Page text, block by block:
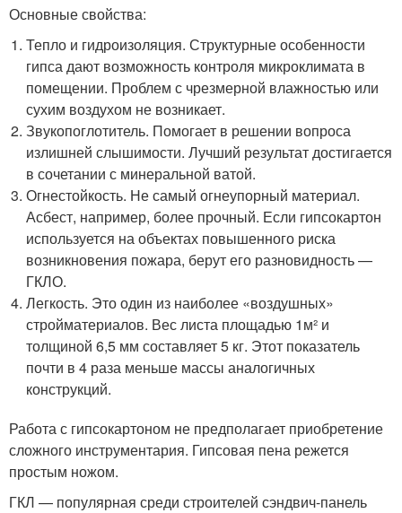
Основные свойства:
Тепло и гидроизоляция. Структурные особенности
гипса дают возможность контроля микроклимата в
помещении. Проблем с чрезмерной влажностью или
сухим воздухом не возникает.
Звукопоглотитель. Помогает в решении вопроса
излишней слышимости. Лучший результат достигается
в сочетании с минеральной ватой.
Огнестойкость. Не самый огнеупорный материал.
Асбест, например, более прочный. Если гипсокартон
используется на объектах повышенного риска
возникновения пожара, берут его разновидность —
ГКЛО.
Легкость. Это один из наиболее «воздушных»
стройматериалов. Вес листа площадью 1м² и
толщиной 6,5 мм составляет 5 кг. Этот показатель
почти в 4 раза меньше массы аналогичных
конструкций.
Работа с гипсокартоном не предполагает приобретение
сложного инструментария. Гипсовая пена режется
простым ножом.
ГКЛ — популярная среди строителей сэндвич-панель